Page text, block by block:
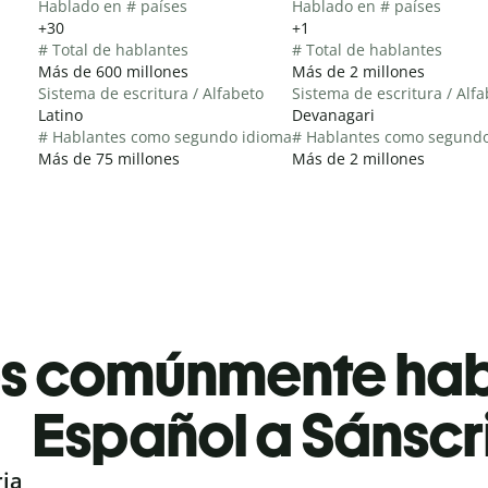
Hablado en # países
+30
# Total de hablantes
Más de 600 millones
Sistema de escritura / Alfabeto
Latino
# Hablantes como segundo idioma
Más de 75 millones
Hablado en # países
+1
# Total de hablantes
Más de 2 millones
Sistema de escritura /
Devanagari
# Hablantes como
Más de 2 millones
comúnmente
Español a